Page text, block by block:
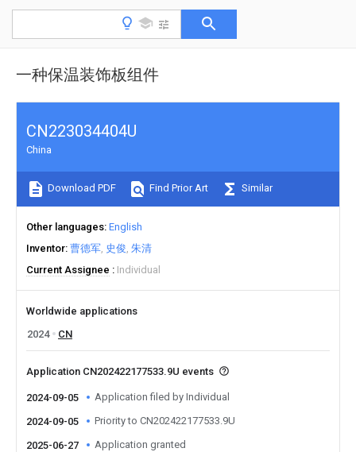
一种保温装饰板组件
CN223034404U
China
Download PDF Find Prior Art Similar
Other languages English
Inventor 曹德军 史俊 朱清
Current Assignee
Individual
Worldwide applications
2024
CN
Application CN202422177533.9U events
2024-09-05 Application filed by Individual
2024-09-05 Priority to CN202422177533.9U
2025-06-27 Application granted